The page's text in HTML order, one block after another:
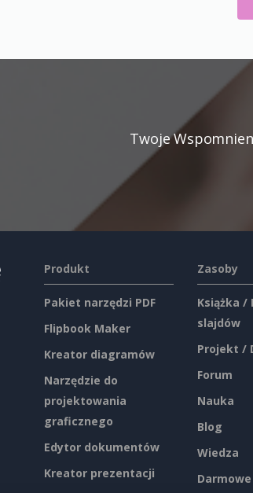
Twoje
Produkt
Pakiet narzędzi PDF
Flipbook Maker
Kreator diagramów
Narzędzie do
projektowania
graficznego
Edytor dokumentów
Kreator prezentacji
Zasoby
Książka /
slajdów
Projekt /
Forum
Nauka
Blog
Wiedza